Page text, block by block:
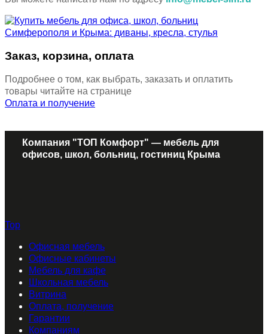
Заказ, корзина, оплата
Подробнее о том, как выбрать, заказать и оплатить
товары читайте на странице
Оплата и получение
Компания "ТОП Комфорт" — мебель для
офисов, школ, больниц, гостиниц Крыма
Top
Офисная мебель
Офисные кабинеты
Мебель для кафе
Школьная мебель
Витрина
Оплата, получение
Гарантии
Компаниям